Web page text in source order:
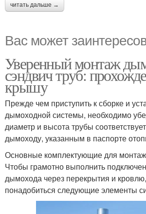
читать дальше →
Вас может
Уверенный монтаж
сэндвич труб:
крышу
Прежде чем приступить к сборке и
дымоходной системы, необходимо
диаметр и высота трубы
дымоходу, указанным в паспорте
Основные комплектующие для
Чтобы грамотно выполнить
дымохода через перекрытия и
понадобиться следующие элементы